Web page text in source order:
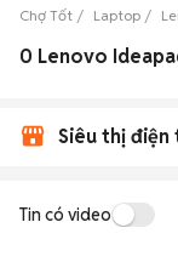
Chợ Tốt Laptop
0 Lenovo
Siêu thị điện
Tin có video